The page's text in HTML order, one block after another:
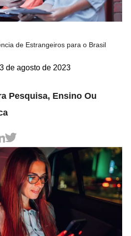
de Estrangeiros para o Brasil
de agosto de 2023
Pesquisa, Ensino Ou